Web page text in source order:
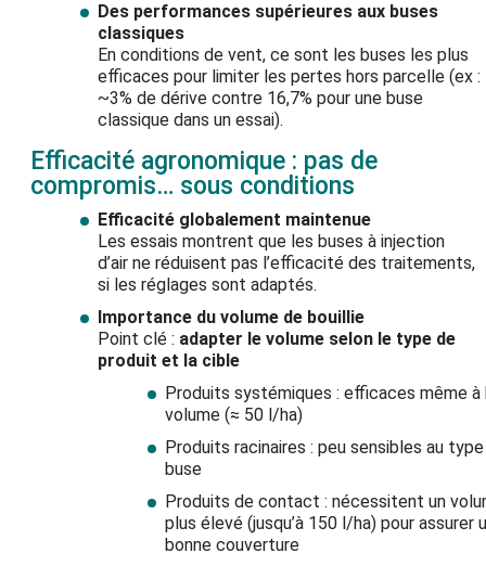
Des performances supérieures aux buses
classiques
En conditions de vent, ce sont les buses les plus
efficaces pour limiter les pertes hors parcelle (ex :
~3% de dérive contre 16,7% pour une buse
classique dans un essai).
Efficacité agronomique : pas de
compromis… sous conditions
Efficacité globalement maintenue
Les essais montrent que les buses à injection
d’air ne réduisent pas l’efficacité des traitements,
si les réglages sont adaptés.
Importance du volume de bouillie
Point clé : adapter le volume selon le type de
produit et la cible
Produits systémiques : efficaces même à
volume (≈ 50 l/ha)
Produits racinaires : peu sensibles au
buse
Produits de contact : nécessitent un
plus élevé (jusqu’à 150 l/ha) pour assurer
bonne couverture